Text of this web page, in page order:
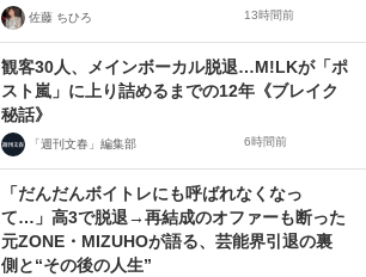
佐藤 ちひろ 13時間前
観客30人、メインボーカル脱退…M!LKが「ポ
スト嵐」に上り詰めるまでの12年《ブレイク
秘話》
「週刊文春」編集部 6時間前
「だんだんボイトレにも呼ばれなくなっ
て…」高3で脱退→再結成のオファーも断った
元ZONE・MIZUHOが語る、芸能界引退の裏
側と“その後の人生”